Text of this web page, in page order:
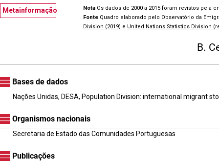
Metainformação Nota Os dados de 2000 a 2015 foram revistos pela
Fonte Quadro elaborado pelo Observatório da
Division (2019) e United Nations Statistics Division
B.
Bases de dados
Nações Unidas, DESA, Population Division: international migrant
Organismos nacionais
Secretaria de Estado das Comunidades Portuguesas
Publicações